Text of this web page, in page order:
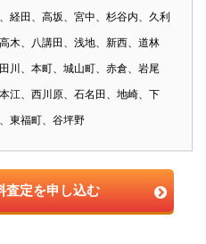
経田、高坂、宮中、杉谷内、久利
木、八講田、浅地、新西、道林
川、本町、城山町、赤倉、岩尾
江、西川原、石名田、地崎、下
東福町、谷坪野
査定を申し込む